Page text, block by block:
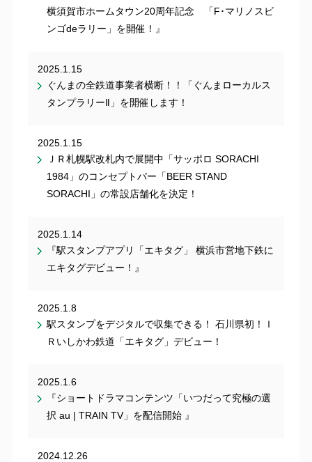
横須賀市ホームタウン20周年記念 「F･マリノスビ
ンゴdeラリー」を開催！』
2025.1.15
ぐんまの全鉄道事業者横断！！「ぐんまローカルス
タンプラリーⅡ」を開催します！
2025.1.15
ＪＲ札幌駅改札内で展開中「サッポロ SORACHI
1984」のコンセプトバー「BEER STAND
SORACHI」の常設店舗化を決定！
2025.1.14
『駅スタンプアプリ「エキタグ」 横浜市営地下鉄に
エキタグデビュー！』
2025.1.8
駅スタンプをデジタルで収集できる！ 石川県初！Ｉ
Ｒいしかわ鉄道「エキタグ」デビュー！
2025.1.6
『ショートドラマコンテンツ「いつだって究極の選
択 au | TRAIN TV」を配信開始 』
2024.12.26